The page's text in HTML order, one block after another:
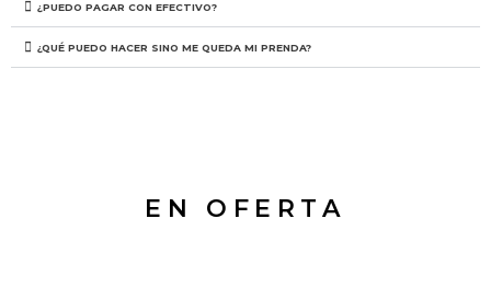
¿PUEDO PAGAR CON EFECTIVO?
¿QUÉ PUEDO HACER SINO ME QUEDA MI PRENDA?
EN OFERTA